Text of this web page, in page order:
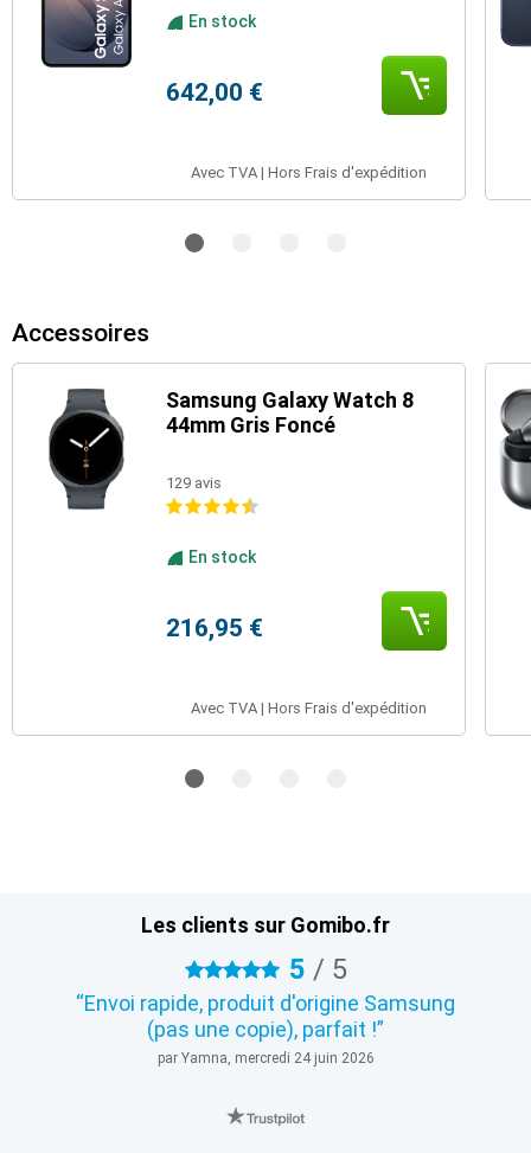
En stock
642,00 €
Avec TVA | Hors Frais d'expédition
Accessoires
Samsung Galaxy Watch 8
44mm Gris Foncé
129 avis
En stock
216,95 €
Avec TVA | Hors Frais d'expédition
Les clients sur Gomibo.fr
5 étoiles
5 / 5
Envoi rapide, produit d'origine Samsung
(pas une copie), parfait !
par Yamna, mercredi 24 juin 2026